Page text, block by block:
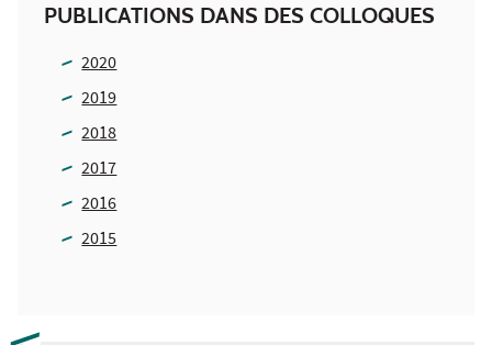
PUBLICATIONS DANS DES COLLOQUES
2020
2019
2018
2017
2016
2015